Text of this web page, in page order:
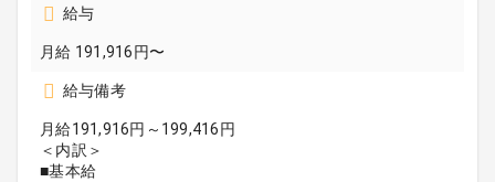
給与
月給 191,916円〜
給与備考
月給191,916円～199,416円
＜内訳＞
■基本給